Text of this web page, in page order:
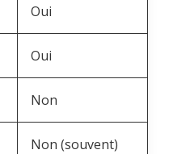
Oui
Oui
Non
Non (souvent)